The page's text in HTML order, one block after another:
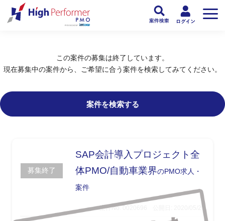
この案件の募集は終了しています。
現在募集中の案件から、ご希望に合う案件を検索してみてください。
案件を検索する
募集終了
SAP会計導入プロジェクト全
体PMO/自動車業界のPMO求人・
案件
案件No. 0020696 公開日: 2020/05/20